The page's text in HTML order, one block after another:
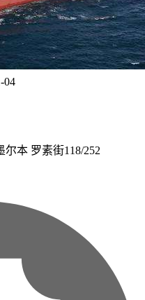
04
本 罗素街118/252